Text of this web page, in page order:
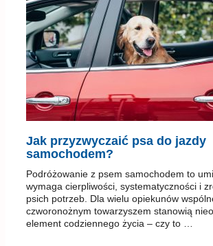
Jak przyzwyczaić psa do jazdy
samochodem?
Podróżowanie z psem samochodem to
wymaga cierpliwości, systematyczności i
psich potrzeb. Dla wielu opiekunów
czworonożnym towarzyszem stanowią
element codziennego życia – czy to …